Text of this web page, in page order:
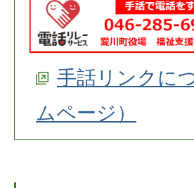
手話リンクに
ムページ）